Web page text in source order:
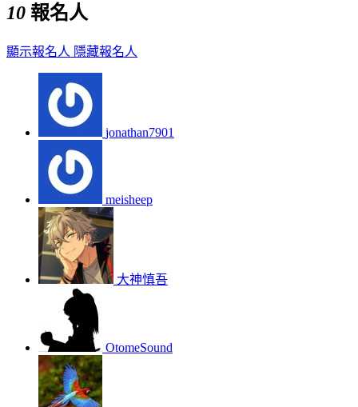
10 報名人
顯示報名人 隱藏報名人
jonathan7901
meisheep
大神慎吾
OtomeSound